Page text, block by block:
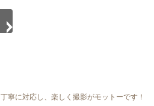
丁寧に対応し、楽しく撮影がモットーです！